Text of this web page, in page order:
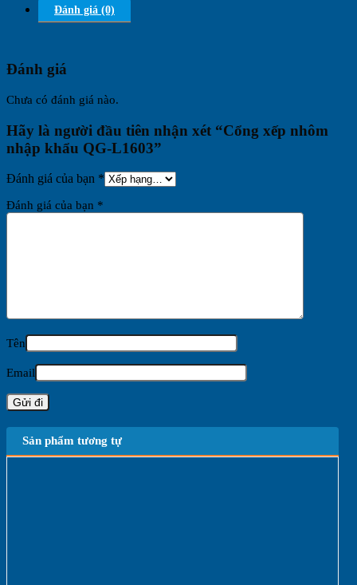
Đánh giá (0)
Đánh giá
Chưa có đánh giá nào.
Hãy là người đầu tiên nhận xét “Cổng xếp nhôm
nhập khẩu QG-L1603”
Đánh giá của bạn *
Đánh giá của bạn *
Tên
Email
Sản phẩm tương tự